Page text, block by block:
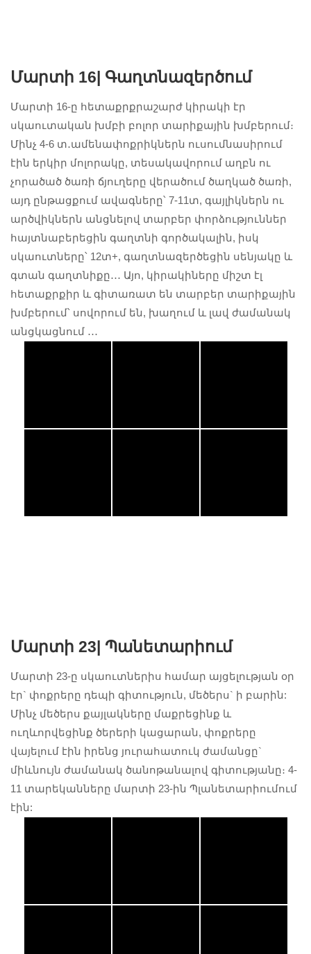
#Scouts
#AralezScouts
#ՄիշտՊատր
աստ
#Scouts
#ՄիշտՊատր
աստ
#Scouts
#AralezScouts
#ՄիշտՊատր
աստ
#Scouts
#AralezScouts
#ՄիշտՊատր
աստ
#Scouts
#AralezScouts
#ՄիշտՊատր
աստ
#Scouts
#AralezScouts
#ՄիշտՊատր
աստ
Մարտի 16| Գաղտնազերծում
Մարտի 16-ը հետաքրքրաշարժ կիրակի էր
սկաուտական խմբի բոլոր տարիքային խմբերում։
Մինչ 4-6 տ․ամենափոքրիկներն ուսումնասիրում
էին երկիր մոլորակը, տեսակավորում աղբն ու
չորածած ծառի ճյուղերը վերածում ծաղկած ծառի,
այդ ընթացքում ավագները՝ 7-11տ, գայլիկներն ու
արծվիկներն անցնելով տարբեր փորձություններ
հայտնաբերեցին գաղտնի գործակալին, իսկ
սկաուտները՝ 12տ+, գաղտնազերծեցին սենյակը և
գտան գաղտնիքը․․․ Այո, կիրակիները միշտ էլ
հետաքրքիր և գիտառատ են տարբեր տարիքային
խմբերում՝ սովորում են, խաղում և լավ ժամանակ
անցկացնում ․․․
Մարտի 23| Պանետարիում
Մարտի 23-ը սկաուտներիս համար այցելության օր
էր` փոքրերը դեպի գիտություն, մեծերս` ի բարին:
Մինչ մեծերս քայլակները մաքրեցինք և
ուղևորվեցինք ծերերի կացարան, փոքրերը
վայելում էին իրենց յուրահատուկ ժամանցը`
միևնույն ժամանակ ծանոթանալով գիտությանը։ 4-
11 տարեկանները մարտի 23-ին Պլանետարիումում
էին: